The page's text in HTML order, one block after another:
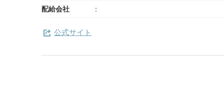
配給会社
公式サイト